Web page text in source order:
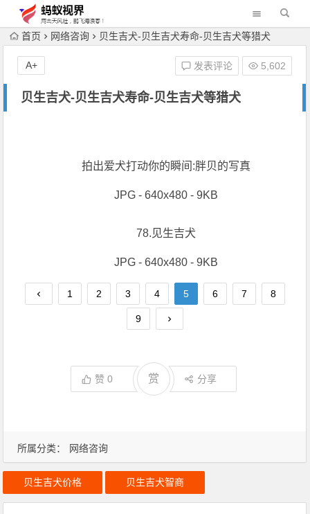
首页 网络咨询 贝生吉犬-贝生吉犬寿命-贝生吉犬等猎犬
贝生吉犬-贝生吉犬寿命-贝生吉犬等猎犬
发表评论 5,602
A+
所属分类： 网络咨询
拍出爱犬打动你的瞬间:胖贝的写真
JPG - 640x480 - 9KB
78.见生吉犬
JPG - 640x480 - 9KB
1 2 3 4 5 6 7 8
9
赞0 赏 分享
贝生吉犬价格 贝生吉犬智商